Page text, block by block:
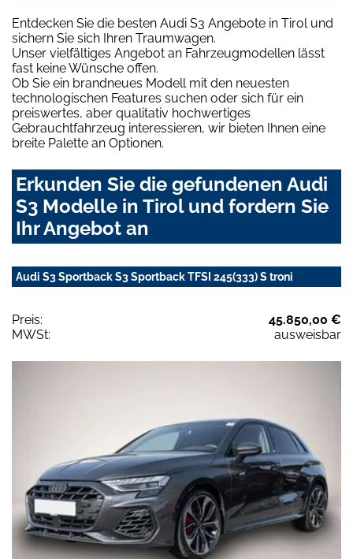
Entdecken Sie die besten Audi S3 Angebote in Tirol und
sichern Sie sich Ihren Traumwagen.
Unser vielfältiges Angebot an Fahrzeugmodellen lässt
fast keine Wünsche offen.
Ob Sie ein brandneues Modell mit den neuesten
technologischen Features suchen oder sich für ein
preiswertes, aber qualitativ hochwertiges
Gebrauchtfahrzeug interessieren, wir bieten Ihnen eine
breite Palette an Optionen.
Erkunden Sie die gefundenen Audi
S3 Modelle in Tirol und fordern Sie
Ihr Angebot an
Audi S3 Sportback S3 Sportback TFSI 245(333) S troni
Preis:
45.850,00 €
MWSt:
ausweisbar